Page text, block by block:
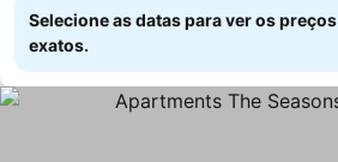
Selecione as datas para ver os preços
exatos.